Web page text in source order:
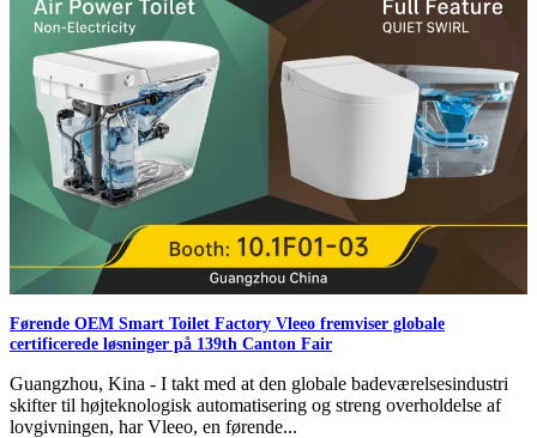
Førende OEM Smart Toilet Factory Vleeo fremviser globale
certificerede løsninger på 139th Canton Fair
Guangzhou, Kina - I takt med at den globale badeværelsesindustri
skifter til højteknologisk automatisering og streng overholdelse af
lovgivningen, har Vleeo, en førende...